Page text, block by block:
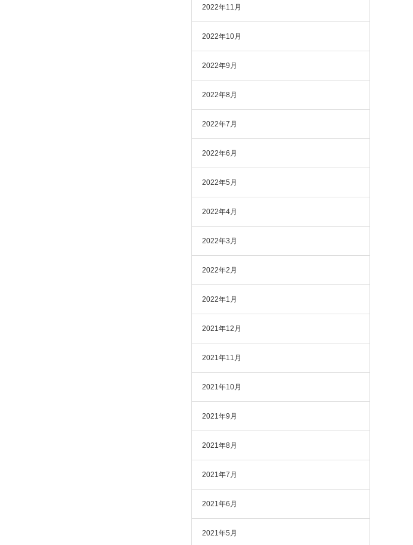
2022年11月
2022年10月
2022年9月
2022年8月
2022年7月
2022年6月
2022年5月
2022年4月
2022年3月
2022年2月
2022年1月
2021年12月
2021年11月
2021年10月
2021年9月
2021年8月
2021年7月
2021年6月
2021年5月